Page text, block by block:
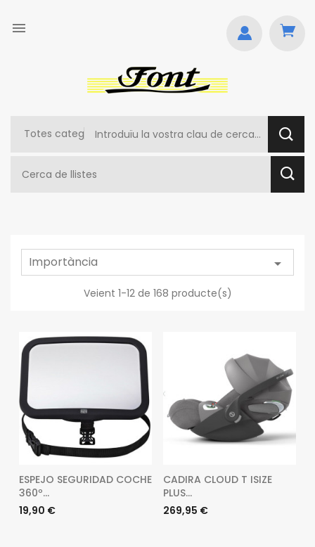

Importància 
Veient 1-12 de 168 producte(s)
ESPEJO SEGURIDAD COCHE
360º...
Preu
19,90 €
CADIRA CLOUD T ISIZE
PLUS...
Preu
269,95 €